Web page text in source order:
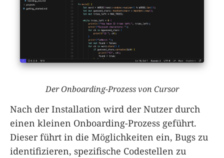
Der Onboarding-Prozess von Cursor
Nach der Installation wird der Nutzer durch
einen kleinen Onboarding-Prozess geführt.
Dieser führt in die Möglichkeiten ein, Bugs zu
identifizieren, spezifische Codestellen zu